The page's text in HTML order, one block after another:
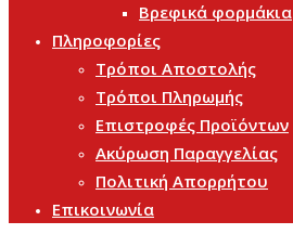
Βρεφικά φορμάκια
Πληροφορίες
Τρόποι Αποστολής
Τρόποι Πληρωμής
Επιστροφές Προϊόντων
Ακύρωση Παραγγελίας
Πολιτική Απορρήτου
Επικοινωνία